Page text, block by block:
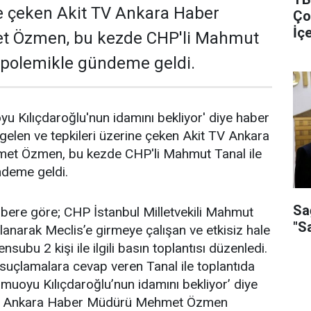
Akit TV Ankara Haber
Özmen, bu kezde CHP'li Mahmut
gündeme geldi.
Kılıçdaroğlu'nun idamını bekliyor' diye haber
ve tepkileri üzerine çeken Akit TV Ankara
Özmen, bu kezde CHP'li Mahmut Tanal ile
geldi.
göre; CHP İstanbul Milletvekili Mahmut
Meclis’e girmeye çalışan ve etkisiz hale
2 kişi ile ilgili basın toplantısı düzenledi.
cevap veren Tanal ile toplantıda
Kılıçdaroğlu’nun idamını bekliyor’ diye
Haber Müdürü Mehmet Özmen